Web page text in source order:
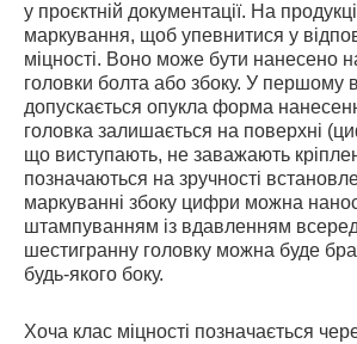
у проєктній документації. На
маркування, щоб упевнитися у
міцності. Воно може бути нанесено
головки болта або збоку. У першому
допускається опукла форма
головка залишається на поверхні
що виступають, не заважають
позначаються на зручності
маркуванні збоку цифри можна
штампуванням із вдавленням
шестигранну головку можна буде
будь-якого боку.
Хоча клас міцності позначається